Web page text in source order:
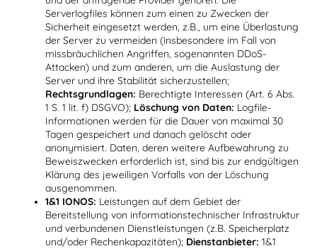
Serverlogfiles können zum einen zu Zwecken der
Sicherheit eingesetzt werden, z.B., um eine Überlastung
der Server zu vermeiden (insbesondere im Fall von
missbräuchlichen Angriffen, sogenannten DDoS-
Attacken) und zum anderen, um die Auslastung der
Server und ihre Stabilität sicherzustellen;
Rechtsgrundlagen: Berechtigte Interessen (Art. 6 Abs.
1 S. 1 lit. f) DSGVO); Löschung von Daten: Logfile-
Informationen werden für die Dauer von maximal 30
Tagen gespeichert und danach gelöscht oder
anonymisiert. Daten, deren weitere Aufbewahrung zu
Beweiszwecken erforderlich ist, sind bis zur endgültigen
Klärung des jeweiligen Vorfalls von der Löschung
ausgenommen.
1&1 IONOS: Leistungen auf dem Gebiet der
Bereitstellung von informationstechnischer Infrastruktur
und verbundenen Dienstleistungen (z.B. Speicherplatz
und/oder Rechenkapazitäten); Dienstanbieter: 1&1